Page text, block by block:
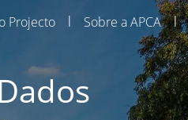
Projecto | Sobre a APCA |